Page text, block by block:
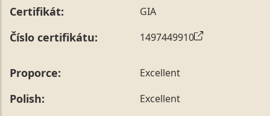
Certifikát: GIA
Číslo certifikátu: 1497449910
Proporce: Excellent
Polish: Excellent